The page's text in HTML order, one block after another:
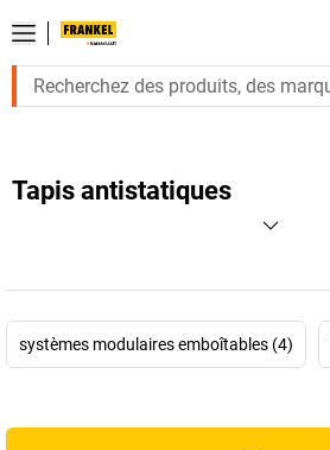
Tapis antistatiques
systèmes modulaires emboîtables (4)